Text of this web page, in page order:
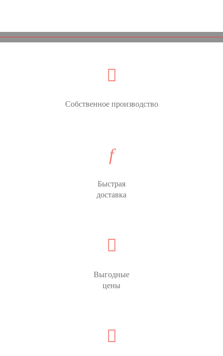
Собственное производство
Быстрая
доставка
Выгодные
цены